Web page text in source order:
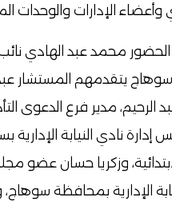
الإدارات والوحدات
محمد عبد الهادي
سوهاج يتقدمهم المستشار
الرحيم، مدير فرع الدعوى
نادي النيابة الإدارية
وزكريا حسان عضو
الإدارية بمحافظة